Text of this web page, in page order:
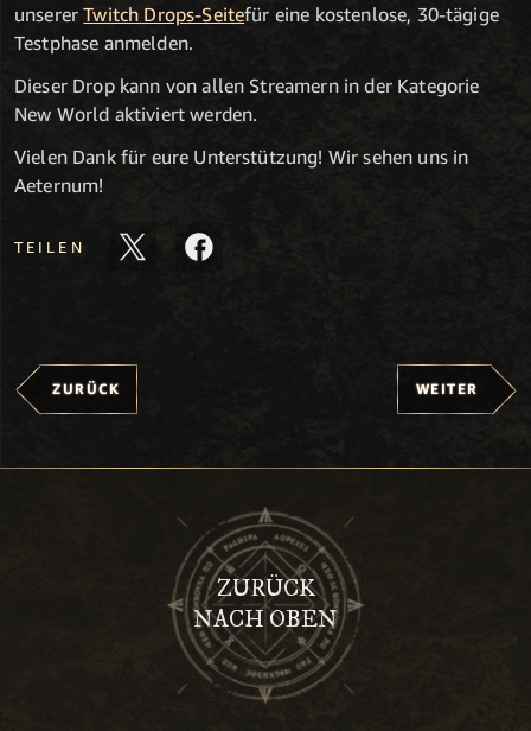
unsererTwitch Drops-Seitefür eine kostenlose, 30-tägige
Testphase anmelden.
Dieser Drop kann von allen Streamern in der Kategorie
New World aktiviert werden.
Vielen Dank für eure Unterstützung! Wir sehen uns in
Aeternum!
TEILEN
ZURÜCK WEITER
ZURÜCK
NACH OBEN